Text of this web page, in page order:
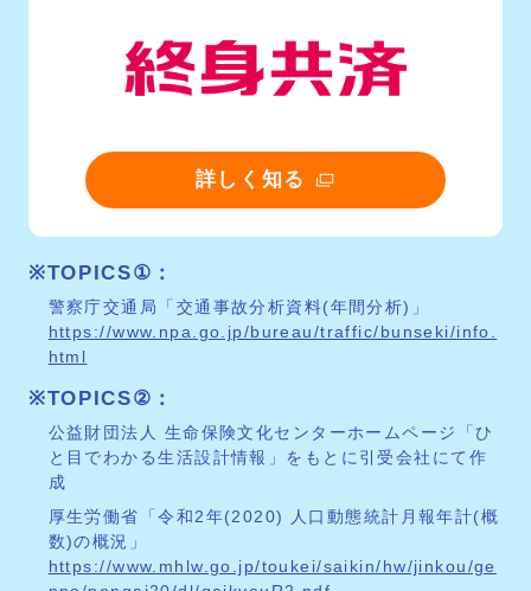
詳しく知る
TOPICS①
警察庁交通局「交通事故分析資料(年間分析)」
https://www.npa.go.jp/bureau/traffic/bunseki/info.
html
TOPICS②
公益財団法人 生命保険文化センターホームページ「ひ
と目でわかる生活設計情報」をもとに引受会社にて作
成
厚生労働省「令和2年(2020) 人口動態統計月報年計(概
数)の概況」
https://www.mhlw.go.jp/toukei/saikin/hw/jinkou/ge